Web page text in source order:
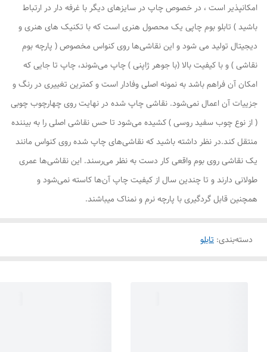
امکانپذیر است ، در خصوص چاپ در سایزهای دیگر با غرفه دار در ارتباط
باشید ) تابلو بوم چاپی یک محصول هنری است که با تکنیک های هنری و
دیجیتال تولید می شود و این نقاشی‌ها روی کنواس مخصوص ( پارچه بوم
نقاشی ) و با کیفیت بالا (با جوهر ژاپنی ) چاپ می‌شوند، چاپ تا جایی که
امکان آن فراهم باشد به نمونه اصلی وفادار است و کمترین تغییری در رنگ و
جزییات آن اعمال نمی‌شود. نقاشی چاپ شده در نهایت روی چهارچوب چوبی
( از نوع چوب سفید روسی ) کشیده می‌شود تا حس نقاشی اصلی را به بیننده
منتقل کند.در نظر داشته باشید که نقاشی‌های چاپ شده روی کنواس مانند
یک نقاشی روی بوم واقعی کار دست به نظر می‌رسند. این نقاشی‌ها عمری
طولانی دارند و تا چندین سال از کیفیت چاپ آن‌ها کاسته نمی‌شود و
همچنین قابل گردگیری با پارچه نرم و نمناک میباشند.
دسته‌بندی: تابلو